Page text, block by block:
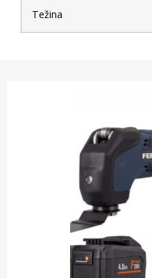
Težina